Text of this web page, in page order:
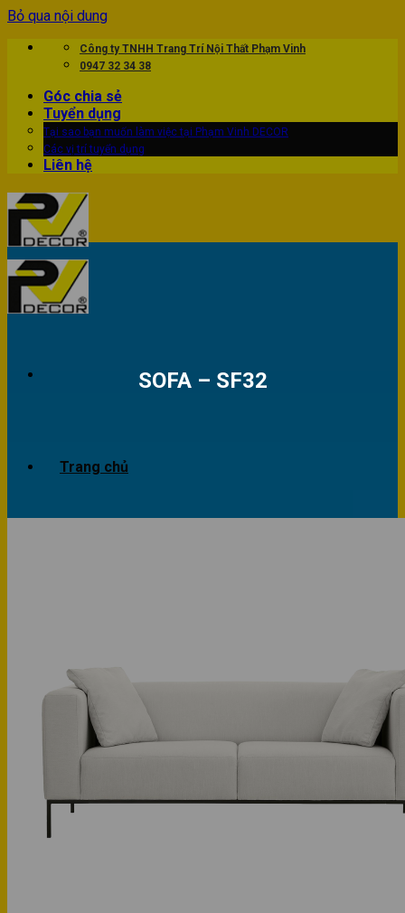
Bỏ qua nội dung
Công ty TNHH Trang Trí Nội Thất Phạm Vinh
0947 32 34 38
Góc chia sẻ
Tuyển dụng
Tại sao bạn muốn làm việc tại Phạm Vinh DECOR
Các vị trí tuyển dụng
Liên hệ
Trang chủ
Công trình văn phòng
Công trình nhà ở
Sản phẩm
Phòng khách
Phòng bếp
Phòng ngủ
SOFA – SF32